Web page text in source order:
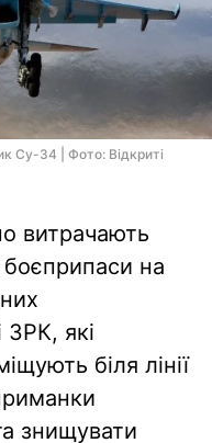
Су-34 | Фото: Відкриті
витрачають
боєприпаси на
ЗРК, які
біля лінії
знищувати